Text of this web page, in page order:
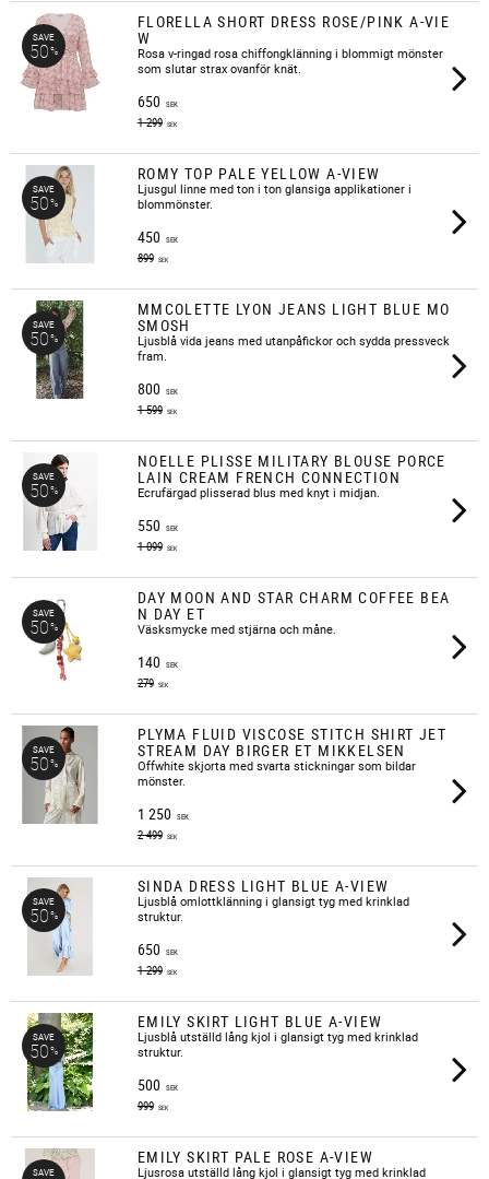
FLORELLA SHORT DRESS ROSE/PINK A-VIE
W
Rosa v-ringad rosa chiffongklänning i blommigt mönster
som slutar strax ovanför knät.
650 SEK
1 299 SEK
SAVE
50%
ROMY TOP PALE YELLOW A-VIEW
​Ljusgul linne med ton i ton glansiga applikationer i
blommönster.
450 SEK
899 SEK
SAVE
50%
MMCOLETTE LYON JEANS LIGHT BLUE MO
SMOSH
​Ljusblå vida jeans med utanpåfickor och sydda pressveck
fram.
800 SEK
1 599 SEK
SAVE
50%
NOELLE PLISSE MILITARY BLOUSE PORCE
LAIN CREAM FRENCH CONNECTION
​Ecrufärgad plisserad blus med knyt i midjan.
550 SEK
1 099 SEK
SAVE
50%
DAY MOON AND STAR CHARM COFFEE BEA
N DAY ET
Väsksmycke med stjärna och måne.
140 SEK
279 SEK
SAVE
50%
PLYMA FLUID VISCOSE STITCH SHIRT JET
STREAM DAY BIRGER ET MIKKELSEN
Offwhite skjorta med svarta stickningar som bildar
mönster.
1 250 SEK
2 499 SEK
SAVE
50%
SINDA DRESS LIGHT BLUE A-VIEW
​Ljusblå omlottklänning i glansigt tyg med krinklad
struktur.
650 SEK
1 299 SEK
SAVE
50%
EMILY SKIRT LIGHT BLUE A-VIEW
​Ljusblå utställd lång kjol i glansigt tyg med krinklad
struktur.
500 SEK
999 SEK
SAVE
50%
EMILY SKIRT PALE ROSE A-VIEW
​Ljusrosa utställd lång kjol i glansigt tyg med krinklad
SAVE